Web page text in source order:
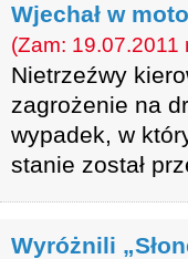
Wjechał w
(Zam: 19.07.2011
Nietrzeźwy
zagrożenie na
wypadek, w
stanie został
Wyróżnili